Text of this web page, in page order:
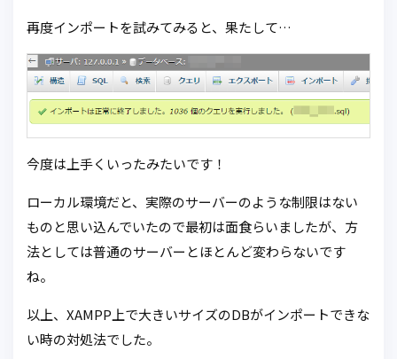
再度インポートを試みてみると、果たして…
今度は上手くいったみたいです！
ローカル環境だと、実際のサーバーのような制限はない
ものと思い込んでいたので最初は面食らいましたが、方
法としては普通のサーバーとほとんど変わらないです
ね。
以上、XAMPP上で大きいサイズのDBがインポートできな
い時の対処法でした。